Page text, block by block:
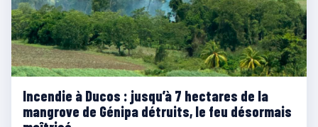
Incendie à Ducos : jusqu’à 7 hectares de la
mangrove de Génipa détruits, le feu désormais